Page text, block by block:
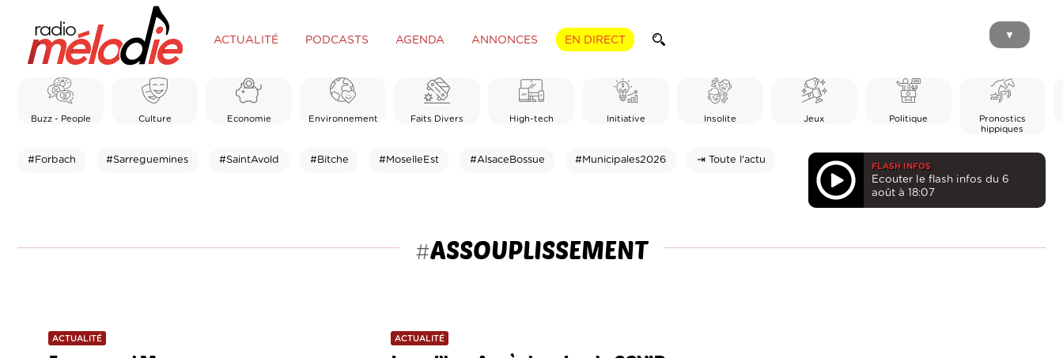
ACTUALITÉ PODCASTS AGENDA ANNONCES EN DIRECT ▼
Buzz - People Culture Economie Environnement Faits Divers High-tech Initiative Insolite Jeux Politique
Pronostics
hippiques
#Forbach #Sarreguemines #SaintAvold #Bitche #MoselleEst #AlsaceBossue #Municipales2026 ⇥ Toute l'actu
FLASH INFOS
Ecouter le flash infos du 6
août à 18:07
#ASSOUPLISSEMENT
ACTUALITÉ ACTUALITÉ